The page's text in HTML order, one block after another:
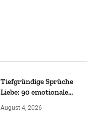
Tiefgründige Sprüche
Liebe: 90 emotionale
August 4, 2026